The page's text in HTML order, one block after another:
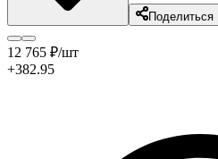
Поделиться
12 765 ₽/шт
+382.95